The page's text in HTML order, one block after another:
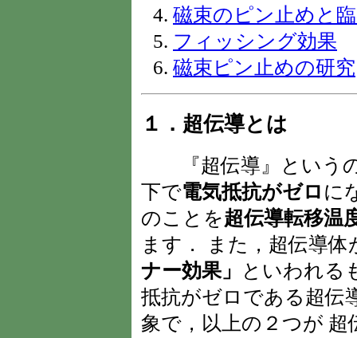
磁束のピン止めと
フィッシング効果
磁束ピン止めの研究
１．超伝導とは
『超伝導』というの
下で電気抵抗がゼロ に
のことを超伝導転移温
ます． また，超伝導
ナー効果」
といわれる
抵抗がゼロである超伝
象で，以上の２つが